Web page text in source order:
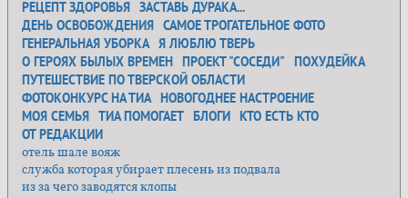
РЕЦЕПТ ЗДОРОВЬЯ
ЗАСТАВЬ ДУРАКА...
ДЕНЬ ОСВОБОЖДЕНИЯ
САМОЕ ТРОГАТЕЛЬНОЕ ФОТО
ГЕНЕРАЛЬНАЯ УБОРКА Я ЛЮБЛЮ ТВЕРЬ
О ГЕРОЯХ БЫЛЫХ ВРЕМЕН
ПРОЕКТ "СОСЕДИ"
ПОХУДЕЙКА
ПУТЕШЕСТВИЕ ПО ТВЕРСКОЙ ОБЛАСТИ
ФОТОКОНКУРС НА ТИА
НОВОГОДНЕЕ НАСТРОЕНИЕ
МОЯ СЕМЬЯ
ТИА ПОМОГАЕТ БЛОГИ
КТО ЕСТЬ КТО
ОТ РЕДАКЦИИ
отель шале вояж
служба которая убирает плесень из подвала
из за чего заводятся клопы